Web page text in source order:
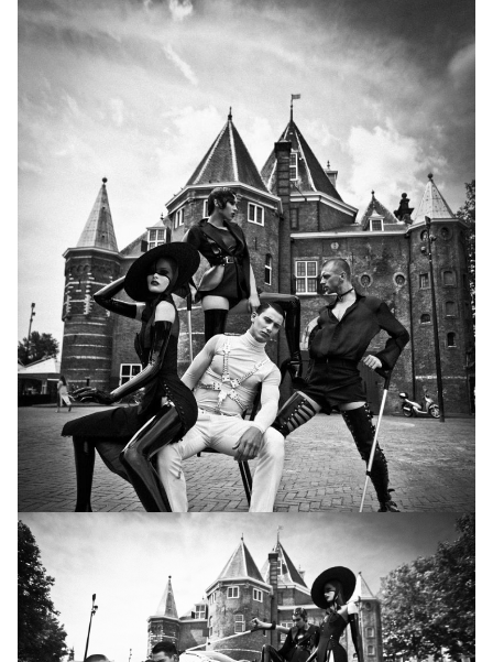
Финал реалити "Топ-модель по-украински"
смотрите уже на следующей неделе!